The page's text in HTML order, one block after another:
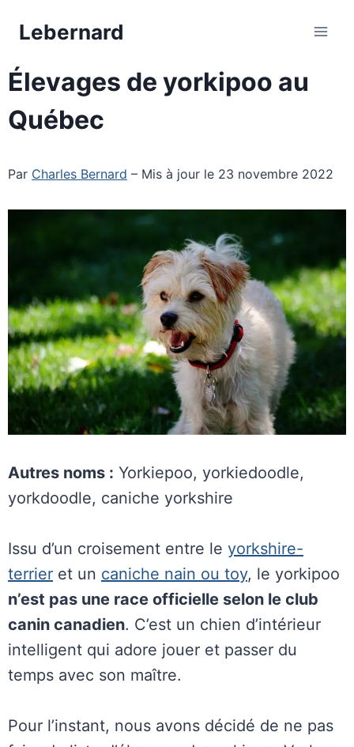
contenu
Lebernard
Élevages de yorkipoo au
Québec
Par Charles Bernard – Mis à jour le 23 novembre 2022
Autres noms : Yorkiepoo, yorkiedoodle,
yorkdoodle, caniche yorkshire
Issu d’un croisement entre le yorkshire-
terrier et un caniche nain ou toy, le yorkipoo
n’est pas une race officielle selon le club
canin canadien. C’est un chien d’intérieur
intelligent qui adore jouer et passer du
temps avec son maître.
Pour l’instant, nous avons décidé de ne pas